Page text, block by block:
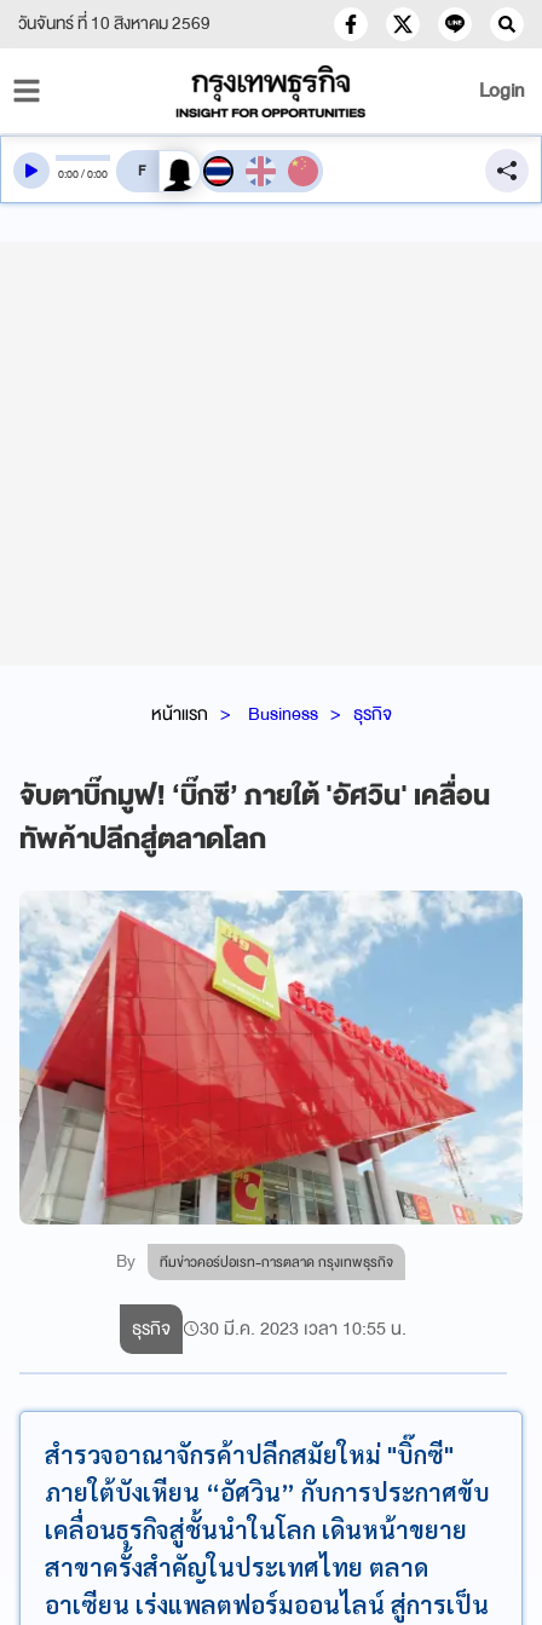
วันจันทร์ ที่ 10 สิงหาคม 2569
Login
หน้าแรก Business ธุรกิจ
จับตาบิ๊กมูฟ! ‘บิ๊กซี’ ภายใต้ 'อัศวิน' เคลื่อน
ทัพค้าปลีกสู่ตลาดโลก
By ทีมข่าวคอร์ปอเรท-การตลาด กรุงเทพธุรกิจ
0:00/0:00 สลับเสียงอ่าน
ธุรกิจ 30 มี.ค. 2023 เวลา 10:55 น.
สำรวจอาณาจักรค้าปลีกสมัยใหม่ "บิ๊กซี"
ภายใต้บังเหียน “อัศวิน” กับการประกาศขับ
เคลื่อนธุรกิจสู่ชั้นนำในโลก เดินหน้าขยาย
สาขาครั้งสำคัญในประเทศไทย ตลาด
อาเซียน เร่งแพลตฟอร์มออนไลน์ สู่การเป็น